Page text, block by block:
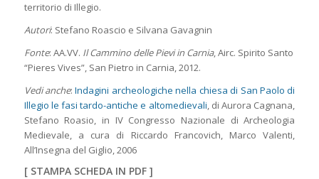
territorio di Illegio.
Autori: Stefano Roascio e Silvana Gavagnin
Fonte: AA.VV. Il Cammino delle Pievi in Carnia, Airc. Spirito Santo
“Pieres Vives”, San Pietro in Carnia, 2012.
Vedi anche:Indagini archeologiche nella chiesa di San Paolo di
Illegio le fasi tardo-antiche e altomedievali, di Aurora Cagnana,
Stefano Roasio, in IV Congresso Nazionale di Archeologia
Medievale, a cura di Riccardo Francovich, Marco Valenti,
All’Insegna del Giglio, 2006
[ STAMPA SCHEDA IN PDF]